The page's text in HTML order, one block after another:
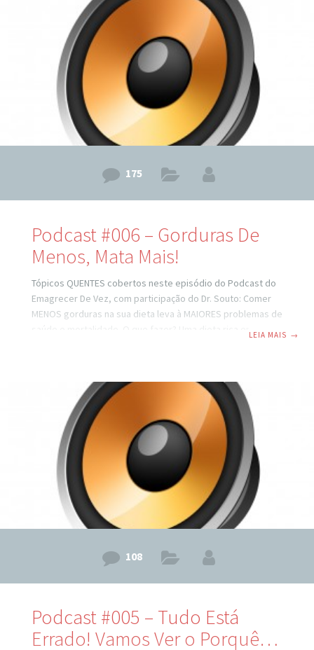
para a verdadeira queima de gordura? Vamos tratar destes
e ainda mais assuntos nesta nossa conversa de hoje que
conta, novamente, com a participação do
175
Podcast #006 – Gorduras De
Menos, Mata Mais!
Tópicos QUENTES cobertos neste episódio do Podcast do
Emagrecer De Vez, com participação do Dr. Souto: Comer
MENOS gorduras na sua dieta leva à MAIORES problemas de
saúde e mortalidade. O que fazer? Uma dieta rica em
Clique AQUI! Links de referência mencionados no podcast:
Artigo mencionado sobre o açúcar Artigo do jornal de
medicina do New England Blog do
LEIA MAIS →
108
Podcast #005 – Tudo Está
Errado! Vamos Ver o Porquê…